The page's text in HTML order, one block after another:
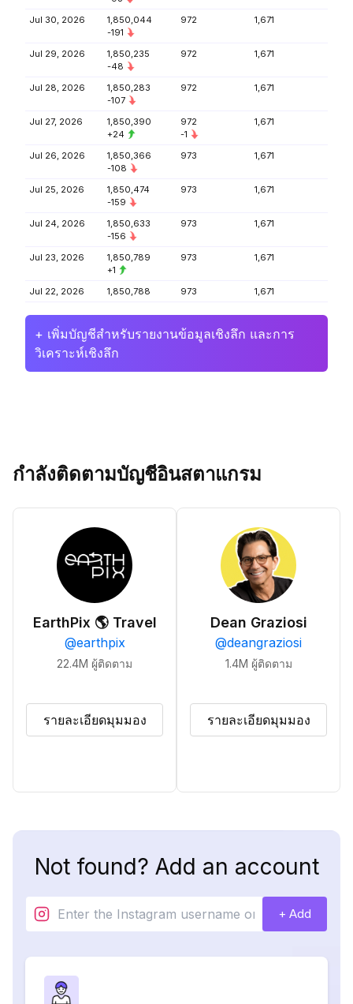
Jul 30, 2026
1,850,044
-191
972 1,671
Jul 29, 2026
1,850,235
-48
972 1,671
Jul 28, 2026
1,850,283
-107
972 1,671
Jul 27, 2026
1,850,390
+24
972
-1
1,671
Jul 26, 2026
1,850,366
-108
973 1,671
Jul 25, 2026
1,850,474
-159
973 1,671
Jul 24, 2026
1,850,633
-156
973 1,671
Jul 23, 2026
1,850,789
+1
973 1,671
Jul 22, 2026 1,850,788 973 1,671
+ เพิ่มบัญชีสำหรับรายงานข้อมูลเชิงลึก และการ
วิเคราะห์เชิงลึก
กำลังติดตามบัญชีอินสตาแกรม
EarthPix 🌎 Travel
@earthpix
22.4M ผู้ติดตาม
รายละเอียดมุมมอง
Dean Graziosi
@deangraziosi
1.4M ผู้ติดตาม
รายละเอียดมุมมอง
Not found? Add an account
+ Add